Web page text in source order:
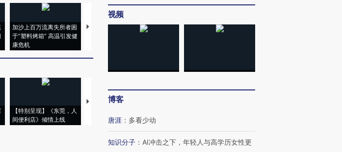
加沙上百万流离失所者困
于“塑料烤箱” 高温引发健
康危机
视线｜HYROX的吸金
马航飞行员跨国走私7万
【特别呈现】《东莞，人
间便利店》倾情上线
【推广】走进第四届链博
视频
博客
唐涯 ： 多看少动
知识分子 ： AI冲击之下，年轻人与高学历女性更